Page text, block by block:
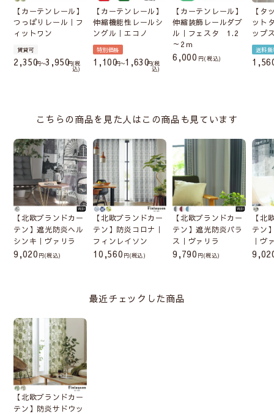
【カーテンレール】
つっぱりレール｜フ
ィットワン
賃貸可
2,350 〜3,950 税
込
【カーテンレール】
伸縮機能性レールシ
ングル｜エコノ
特別価格
1,100 〜1,630 税
込
【カーテンレール】
伸縮装飾レールダブ
ル｜フェスタ 1.2
～2ｍ
6,000 税込
【タ
ット
ップ
送料無
こちらの商品を見た人はこの商品も見ています
【北欧ブランドカー
テン】遮光防炎ヘル
シンキ｜ヴァリラ
9,020 (税込)
【北欧ブランドカー
テン】防炎コロナ｜
フィンレイソン
10,560 (税込)
【北欧ブランドカー
テン】遮光防炎パラ
ス｜ヴァリラ
9,790 (税込)
【北
テン
｜ヴ
最近チェックした商品
【北欧ブランドカー
テン】防炎サドウッ